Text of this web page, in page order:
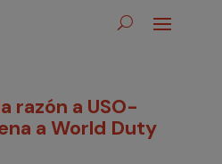
razón a USO-
a World Duty